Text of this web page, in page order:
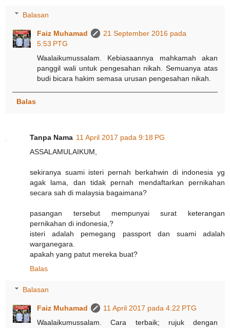
Balasan
Faiz Muhamad
21 September 2016 pada
5:53 PTG
Waalaikumussalam. Kebiasaannya mahkamah akan
panggil wali untuk pengesahan nikah. Semuanya atas
budi bicara hakim semasa urusan pengesahan nikah.
Balas
Tanpa Nama 11 April 2017 pada 9:18 PG
ASSALAMULAIKUM,
sekiranya suami isteri pernah berkahwin di indonesia yg
agak lama, dan tidak pernah mendaftarkan pernikahan
secara sah di malaysia bagaimana?
pasangan tersebut mempunyai surat keterangan
pernikahan di indonesia,?
isteri adalah pemegang passport dan suami adalah
warganegara.
apakah yang patut mereka buat?
Balas
Balasan
Faiz Muhamad
11 April 2017 pada 4:22 PTG
Waalaikumussalam. Cara terbaik; rujuk dengan